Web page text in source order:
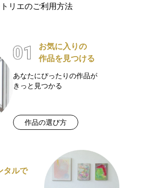
リエのご利用方法
お気に入りの
作品を見つける
あなたにぴったりの作品が
きっと見つかる
作品の選び方
タルで